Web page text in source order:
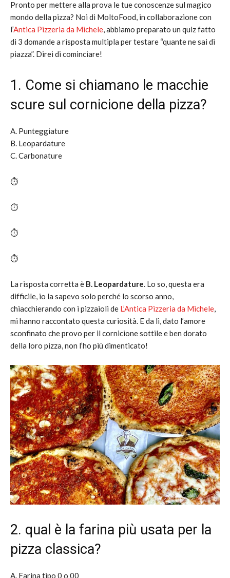
Pronto per mettere alla prova le tue conoscenze sul magico
mondo della pizza? Noi di MoltoFood, in collaborazione con
l’Antica Pizzeria da Michele, abbiamo preparato un quiz fatto
di 3 domande a risposta multipla per testare “quante ne sai di
piazza”. Direi di cominciare!
1. Come si chiamano le macchie
scure sul cornicione della pizza?
A. Punteggiature
B. Leopardature
C. Carbonature
⏱️
⏱️
⏱️
⏱️
La risposta corretta è B. Leopardature. Lo so, questa era
difficile, io la sapevo solo perché lo scorso anno,
chiacchierando con i pizzaioli de L’Antica Pizzeria da Michele,
mi hanno raccontato questa curiosità. E da lì, dato l’amore
sconfinato che provo per il cornicione sottile e ben dorato
della loro pizza, non l’ho più dimenticato!
2. qual è la farina più usata per la
pizza classica?
A. Farina tipo 0 o 00